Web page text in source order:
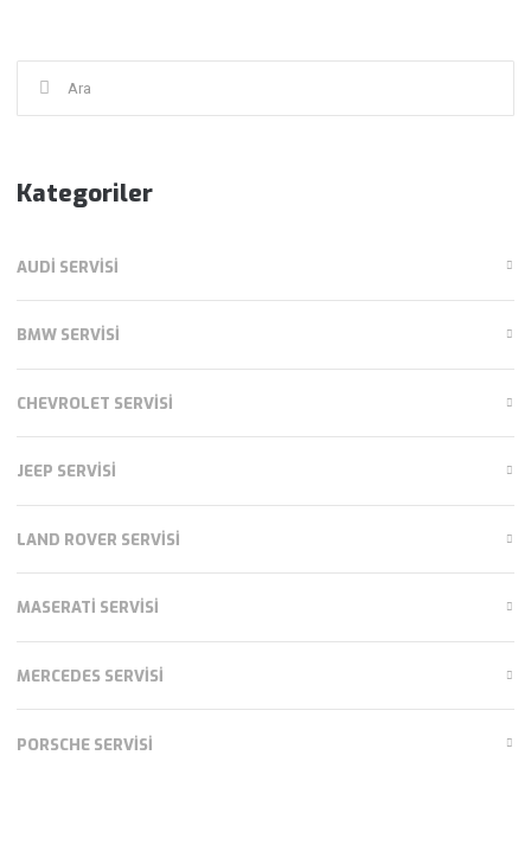
Kategoriler
AUDI SERVISI
BMW SERVISI
CHEVROLET SERVISI
JEEP SERVISI
LAND ROVER SERVISI
MASERATI SERVISI
MERCEDES SERVISI
PORSCHE SERVISI